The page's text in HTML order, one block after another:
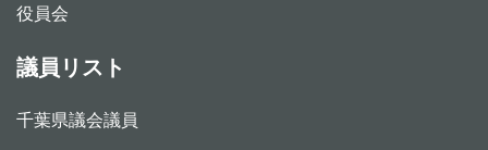
役員会
議員リスト
千葉県議会議員